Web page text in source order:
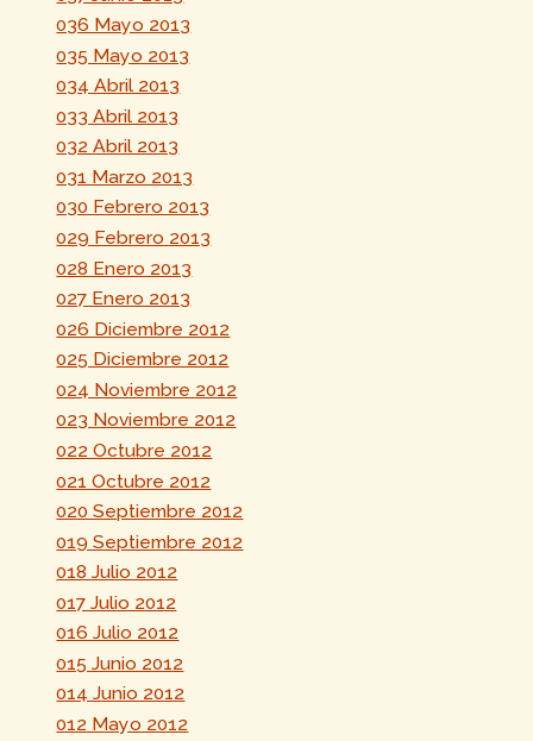
036 Mayo 2013
035 Mayo 2013
034 Abril 2013
033 Abril 2013
032 Abril 2013
031 Marzo 2013
030 Febrero 2013
029 Febrero 2013
028 Enero 2013
027 Enero 2013
026 Diciembre 2012
025 Diciembre 2012
024 Noviembre 2012
023 Noviembre 2012
022 Octubre 2012
021 Octubre 2012
020 Septiembre 2012
019 Septiembre 2012
018 Julio 2012
017 Julio 2012
016 Julio 2012
015 Junio 2012
014 Junio 2012
012 Mayo 2012